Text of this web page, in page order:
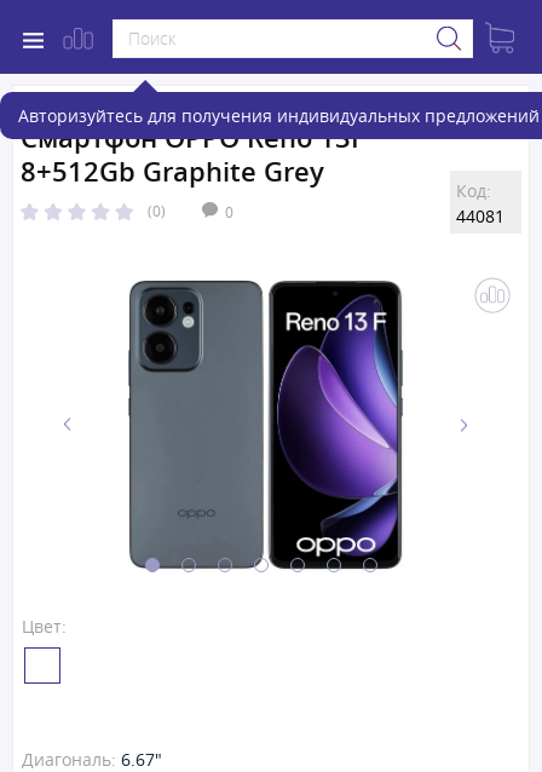
Авторизуйтесь для получения индивидуальных предложений
Смартфон OPPO Reno 13F
8+512Gb Graphite Grey
(0) 0
Код:
44081
Цвет:
Диагональ: 6.67"